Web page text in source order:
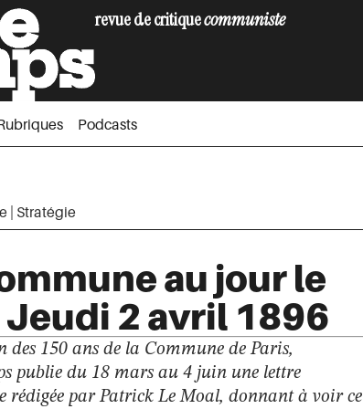
revue de critiquecommuniste
Podcasts
Stratégie
au jour le
2 avril 1896
des 150 ans de la Commune de Paris,
publie du 18 mars au 4 juin une lettre
rédigée par Patrick Le Moal, donnant à voir ce